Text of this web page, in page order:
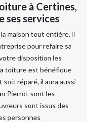
à Certines,
ses services
maison tout entière. Il
pour refaire sa
disposition les
toiture est bénéfique
réparé, il aura aussi
Pierrot sont les
sont issus des
personnes